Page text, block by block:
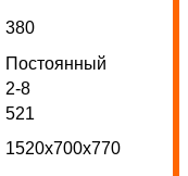
380
Постоянный
2-8
521
1520х700х770